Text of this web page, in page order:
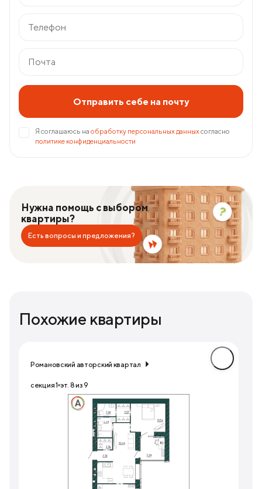
Отправить себе на почту
Я соглашаюсь на обработку персональных данныхсогласно
политике конфиденциальности
Нужна помощь с выбором
квартиры?
Есть вопросы и предложения?
Похожие квартиры
Романовский авторский квартал
секция 1 эт. 8 из 9